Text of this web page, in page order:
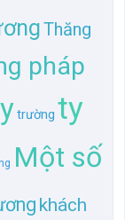
Thăng
pháp
trường ty
Một số
khách